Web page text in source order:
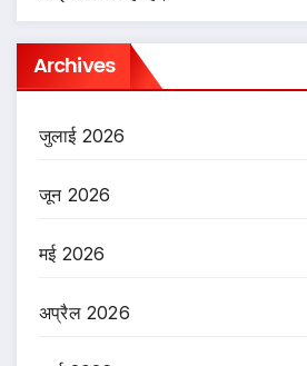
Archives
जुलाई 2026
जून 2026
मई 2026
अप्रैल 2026